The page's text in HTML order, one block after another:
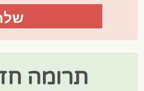
תרומה